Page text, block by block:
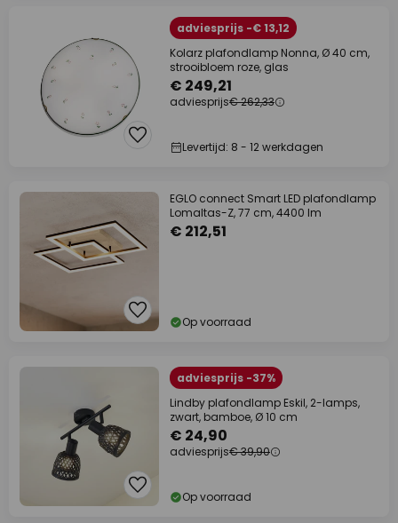
adviesprijs -€ 13,12
Kolarz plafondlamp Nonna, Ø 40 cm,
strooibloem roze, glas
€ 249,21
adviesprijs€ 262,33
Levertijd: 8 - 12 werkdagen
EGLO connect Smart LED plafondlamp
Lomaltas-Z, 77 cm, 4400 lm
€ 212,51
Op voorraad
adviesprijs -37%
Lindby plafondlamp Eskil, 2-lamps,
zwart, bamboe, Ø 10 cm
€ 24,90
adviesprijs€ 39,90
Op voorraad